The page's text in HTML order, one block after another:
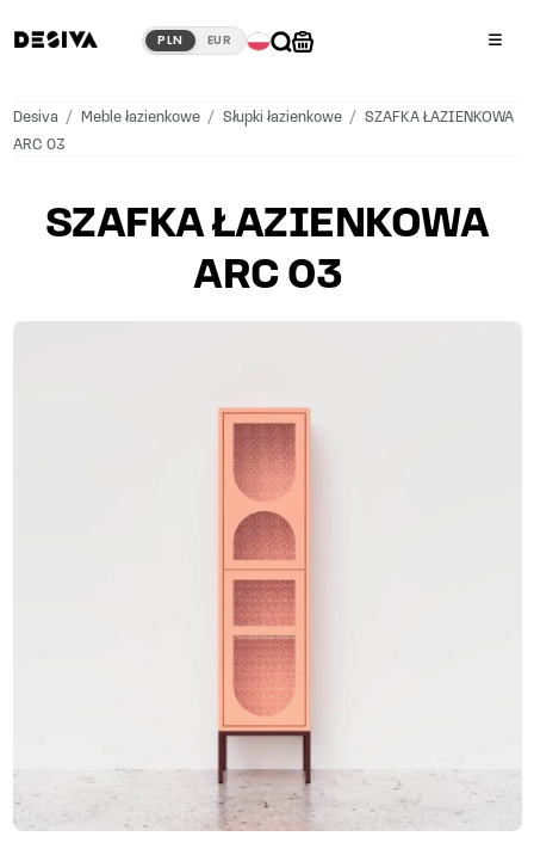
PLN EUR
Desiva / Meble łazienkowe / Słupki łazienkowe / SZAFKA ŁAZIENKOWA
ARC 03
SZAFKA ŁAZIENKOWA
ARC 03